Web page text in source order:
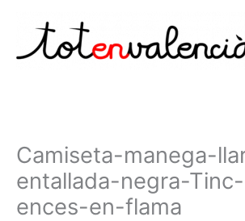
contingut
Camiseta-manega-
entallada-negra-
ences-en-flama